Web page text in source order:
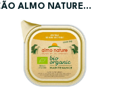
ALMO NATURE
FRANGO